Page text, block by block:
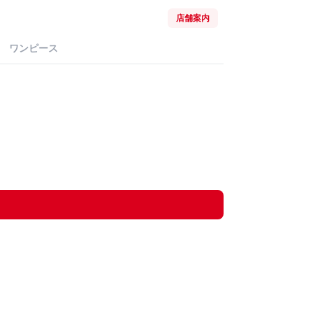
店舗案内
ワンピース